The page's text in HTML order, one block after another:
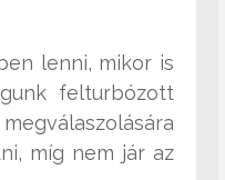
lenni, mikor is
felturbózott
míg nem jár az